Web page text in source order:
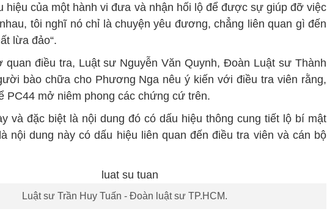
hiệu của một hành vi đưa và nhận hối lộ để được sự giúp đỡ việc
tôi nghĩ nó chỉ là chuyện yêu đương, chẳng liên quan gì đến
lừa đảo“.
quan điều tra, Luật sư Nguyễn Văn Quynh, Đoàn Luật sư Thành
bào chữa cho Phương Nga nêu ý kiến với điều tra viên rằng,
PC44 mở niêm phong các chứng cứ trên.
và đặc biệt là nội dung đó có dấu hiệu thông cung tiết lộ bí mật
nội dung này có dấu hiệu liên quan đến điều tra viên và cán bộ
Luật sư Trần Huy Tuấn - Đoàn luật sư TP.HCM.